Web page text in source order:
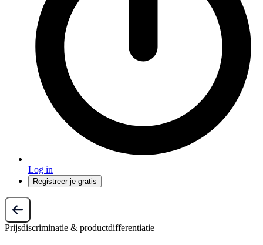
Log in
Registreer je gratis
Prijsdiscriminatie & productdifferentiatie